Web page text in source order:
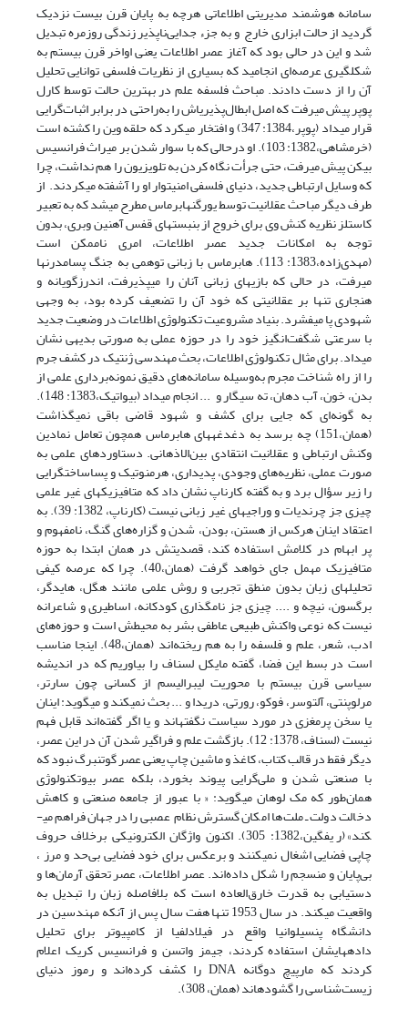
سامانه هوشمند مدیریتی اطلاعاتی هرچه به پایان قرن بیست نزدیک
گردید از حالت ابزاری خارج و به جزء جدایی‌ناپذیر زندگی روزمره تبدیل
شد و این در حالی بود که آغاز عصر اطلاعات یعنی اواخر قرن بیستم به
شکل­گیری عرصه‌ای انجامید که بسیاری از نظریات فلسفی توانایی تحلیل
آن را از دست دادند. مباحث فلسفه علم در بهترین حالت توسط کارل
پوپر پیش می‏رفت که اصل ابطال‌پذیری­اش را به‌راحتی در برابر اثبات‌گرایی
قرار می­داد (پوپر،1384: 347) و افتخار می­کرد که حلقه‌ وین را کشته است
(خرمشاهی،1382: 103). او درحالی که با سوار شدن بر میراث فرانسیس
بیکن پیش می­رفت، حتی جرأت نگاه کردن به تلویزیون را هم نداشت، چرا
که وسایل ارتباطی جدید، دنیای فلسفی امنیت­وار او را آشفته می­کردند. از
طرف دیگر مباحث عقلانیت توسط یورگن‏هابرماس مطرح می­شد که به تعبیر
کاستلز نظریه­ کنش وی برای خروج از بن­بست‏های قفس آهنین وبری، بدون
توجه به امکانات جدید عصر اطلاعات، امری ناممکن است
(مهدی‌زاده،1383: 113). ‏هابرماس با زبانی توهمی به جنگ پسامدرن­ها
می­رفت، در حالی که بازی­های زبانی آنان را می­پذیرفت، اندرزگویانه و
هنجاری تنها بر عقلانیتی که خود آن را تضعیف کرده بود، به وجهی
شهودی پا می­فشرد. بنیاد مشروعیت تکنولوژی اطلاعات در وضعیت جدید
با سرعتی شگفت‌انگیز خود را در حوزه­ عملی به صورتی بدیهی نشان
می‏داد. برای مثال تکنولوژی اطلاعات، بحث مهندسی ژنتیک در کشف جرم
را از راه شناخت مجرم به‌وسیله‌ سامانه‌های دقیق نمونه‌برداری علمی از
بدن، خون، آب دهان، ته سیگار و ... انجام می­داد (بیواتیک،1383: 148).
به گونه‌ای که جایی برای کشف و شهود قاضی باقی نمی­گذاشت
(همان،151) چه برسد به دغدغه­های هابرماس همچون تعامل نمادین
وکنش ارتباطی و عقلانیت انتقادی‌ بین‌الاذهانی. دستاوردهای علمی به
صورت عملی، نظریه‌های وجودی، پدیداری، هرمنوتیک و پساساختگرایی
را زیر سؤال برد و به گفته کارناپ نشان داد که متافیزیک­های غیر علمی
چیزی جز چرندیات و وراجی‏های غیر زبانی نیست (کارناپ، 1382: 39). به
اعتقاد اینان هرکس از هستن، بودن، شدن و گزاره‌های گنگ، نامفهوم و
پر ابهام در کلامش استفاده کند، قصدیتش در همان ابتدا به حوزه‌
متافیزیک مهمل جای خواهد گرفت (همان،40). چرا که عرصه‌ کیفی
تحلیل‏های زبان بدون منطق تجربی و روش علمی مانند هگل، ‏هایدگر،
برگسون، نیچه و .... چیزی جز نامگذاری کودکانه، اساطیری و شاعرانه
نیست که نوعی واکنش طبیعی عاطفی بشر به محیطش است و حوزه‌های
ادب، شعر، علم و فلسفه را به هم ریخته‌اند (همان،48). اینجا مناسب
است در بسط این فضا، گفته مایکل لسناف را بیاوریم که در اندیشه
سیاسی قرن بیستم با محوریت لیبرالیسم از کسانی چون سارتر،
مرلوپنتی، آلتوسر، فوکو، رورتی، دریدا و ... بحث نمی­کند و می­گوید: اینان
یا سخن پرمغزی در مورد سیاست نگفته­اند و یا اگر گفته‌اند قابل فهم
نیست (لسناف، 1378: 12). بازگشت علم و فراگیر شدن آن در این عصر،
دیگر فقط در قالب کتاب، کاغذ و ماشین چاپ یعنی عصر گوتنبرگ نبود که
با صنعتی شدن و ملی‌گرایی پیوند بخورد، بلکه عصر بیوتکنولوژی
همان‌طور که مک لوهان می­گوید: « با عبور از جامعه‌ صنعتی و کاهش
دخالت دولت ـ ملت‌ها امکان گسترش نظام عصبی را در جهان فراهم می­
کند» (ریفگین،1382: 305). اکنون واژگان الکترونیکی برخلاف حروف
چاپی فضایی اشغال نمی­کنند و برعکس برای خود فضایی بی‌حد و مرز ،
بی‌پایان و منسجم را شکل داده‌اند. عصر اطلاعات، عصر تحقق آرمان‌ها و
دستیابی به قدرت خارق‌العاده است که بلافاصله زبان را تبدیل به
واقعیت می­کند. در سال 1953 تنها هفت سال پس از آنکه مهندسین در
دانشگاه پنسیلوانیا واقع در فیلادلفیا از کامپیوتر برای تحلیل
داده‏هایشان استفاده کردند، جیمز واتسن و فرانسیس کریک اعلام
کردند که مارپیچ دوگانه DNA را کشف کرده‌اند و رموز دنیای
زیست‌شناسی را گشوده­اند (همان، 308).